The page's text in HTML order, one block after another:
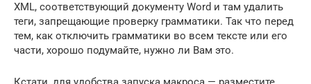
XML, соответствующий документу Word и там удалить
теги, запрещающие проверку грамматики. Так что перед
тем, как отключить грамматики во всем тексте или его
части, хорошо подумайте, нужно ли Вам это.